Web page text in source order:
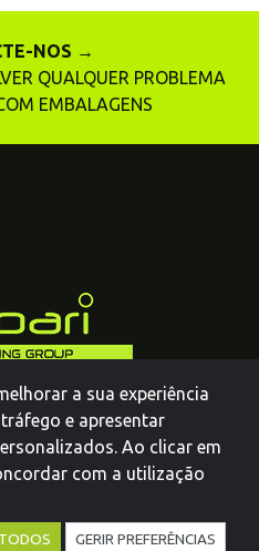
NOS →
QUALQUER PROBLEMA
EMBALAGENS
a sua experiência
e apresentar
Ao clicar em
com a utilização
GERIR PREFERÊNCIAS